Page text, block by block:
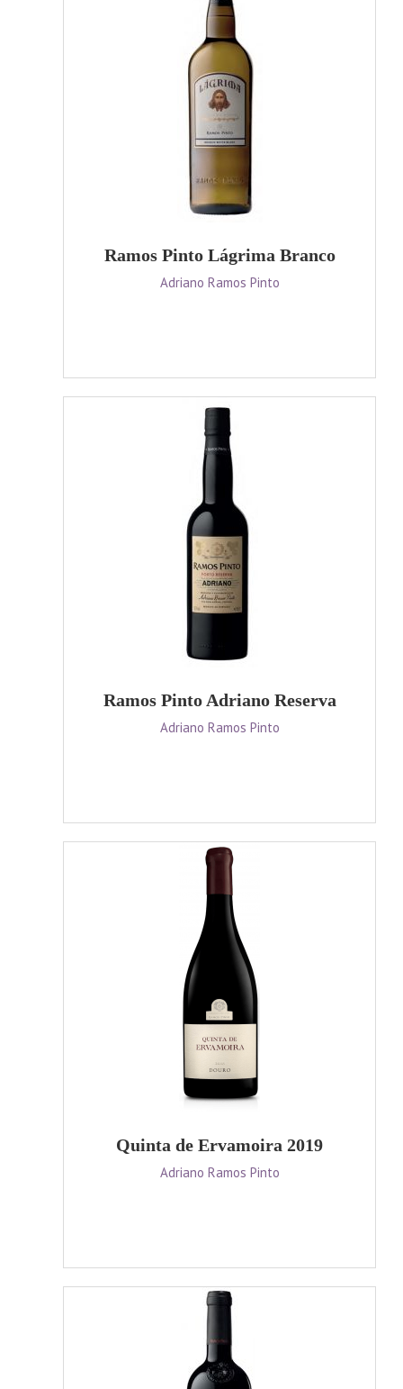
Ramos Pinto Lágrima Branco
Adriano Ramos Pinto
Ramos Pinto Adriano Reserva
Adriano Ramos Pinto
Quinta de Ervamoira 2019
Adriano Ramos Pinto